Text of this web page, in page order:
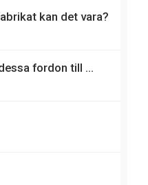
kan det vara?
fordon till ...